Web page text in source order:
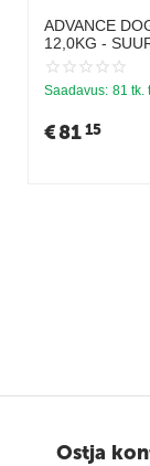
ADVANCE
12,0KG -
RIIS)
Saadavus: 81 tk.
€8115
Ostja